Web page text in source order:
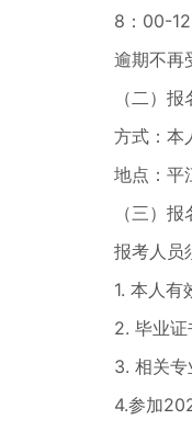
8：00-12
逾期不再受
（二）报
方式：本人
地点：平江
（三）报
报考人员须
1. 本人有效
2. 毕业证书
3. 相关专
4.参加2025